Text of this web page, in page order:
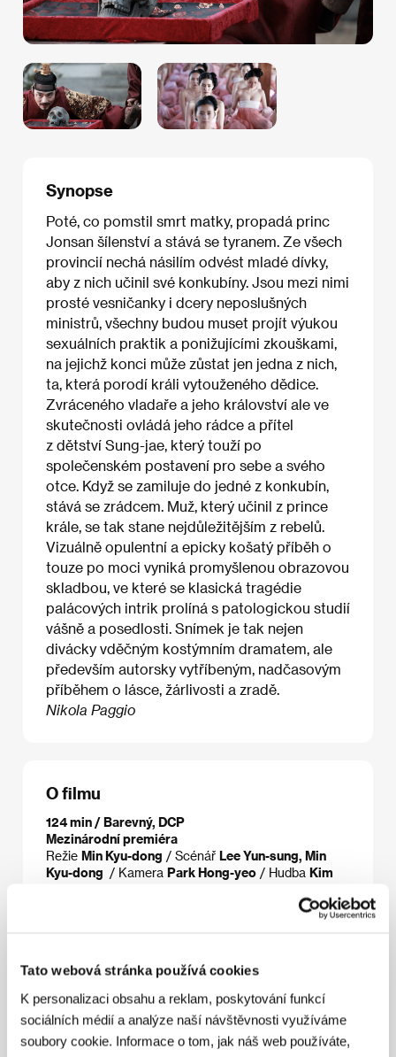
Tato webová stránka používá cookies
K personalizaci obsahu a reklam, poskytování funkcí
sociálních médií a analýze naší návštěvnosti využíváme
soubory cookie. Informace o tom, jak náš web používáte,
Synopse
Poté, co pomstil smrt matky, propadá princ
Jonsan šílenství a stává se tyranem. Ze všech
provincií nechá násilím odvést mladé dívky,
aby z nich učinil své konkubíny. Jsou mezi nimi
prosté vesničanky i dcery neposlušných
ministrů, všechny budou muset projít výukou
sexuálních praktik a ponižujícími zkouškami,
na jejichž konci může zůstat jen jedna z nich,
ta, která porodí králi vytouženého dědice.
Zvráceného vladaře a jeho království ale ve
skutečnosti ovládá jeho rádce a přítel
z dětství Sung-jae, který touží po
společenském postavení pro sebe a svého
otce. Když se zamiluje do jedné z konkubín,
stává se zrádcem. Muž, který učinil z prince
krále, se tak stane nejdůležitějším z rebelů.
Vizuálně opulentní a epicky košatý příběh o
touze po moci vyniká promyšlenou obrazovou
skladbou, ve které se klasická tragédie
palácových intrik prolíná s patologickou studií
vášně a posedlosti. Snímek je tak nejen
divácky vděčným kostýmním dramatem, ale
především autorsky vytříbeným, nadčasovým
příběhem o lásce, žárlivosti a zradě.
Nikola Paggio
O filmu
124 min / Barevný, DCP
Mezinárodní premiéra
Režie Min Kyu-dong / Scénář Lee Yun-sung, Min
Kyu-dong / Kamera Park Hong-yeo / Hudba Kim
/ VýrobaSoo
Ju Ji-hoon, Kim Gang-woo, Lim Ji-yeon
Režie